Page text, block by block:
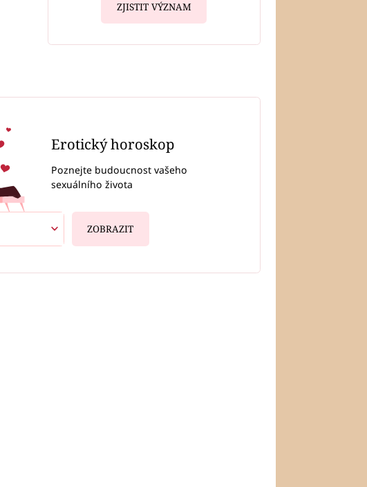
ZJISTIT VÝZNAM
Erotický horoskop
Poznejte budoucnost vašeho
sexuálního života
ZOBRAZIT